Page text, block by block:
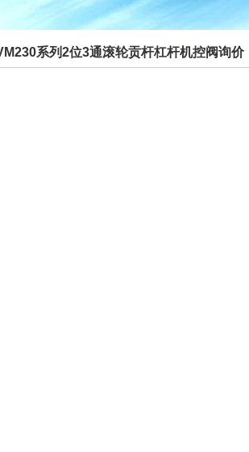
系列2位3通滚轮贡杆杠杆机控阀询价